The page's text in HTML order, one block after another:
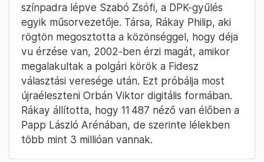
színpadra lépve Szabó Zsófi, a DPK-gyűlés
egyik műsorvezetője. Társa, Rákay Philip, aki
rögtön megosztotta a közönséggel, hogy déja
vu érzése van, 2002-ben érzi magát, amikor
megalakultak a polgári körök a Fidesz
választási veresége után. Ezt próbálja most
újraéleszteni Orbán Viktor digitális formában.
Rákay állította, hogy 11 487 néző van élőben a
Papp László Arénában, de szerinte lélekben
több mint 3 millióan vannak.